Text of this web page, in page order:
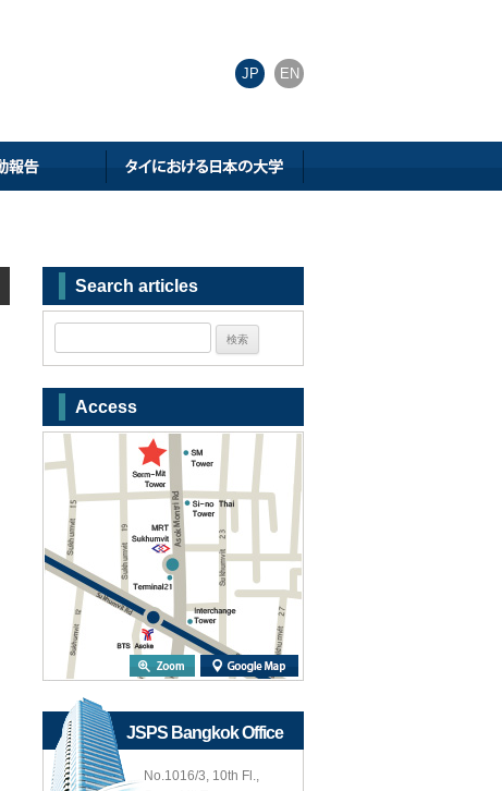
JP EN
Search articles
Access
JSPS Bangkok Office
No.1016/3, 10th Fl.,